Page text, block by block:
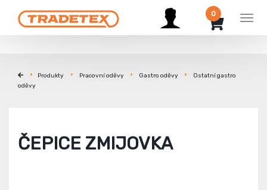
0
Produkty Pracovní oděvy Gastro oděvy
Ostatní gastro
oděvy
ČEPICE ZMIJOVKA